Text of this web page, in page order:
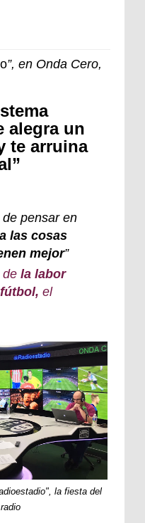
”, en Onda Cero,
alegra un
te arruina
de pensar en
las cosas
mejor”
de la labor
el
la fiesta del